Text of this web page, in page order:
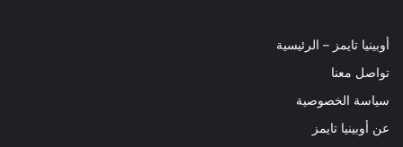
أوبينيا تايمز – الرئيسية
تواصل معنا
سياسة الخصوصية
عن أوبينيا تايمز